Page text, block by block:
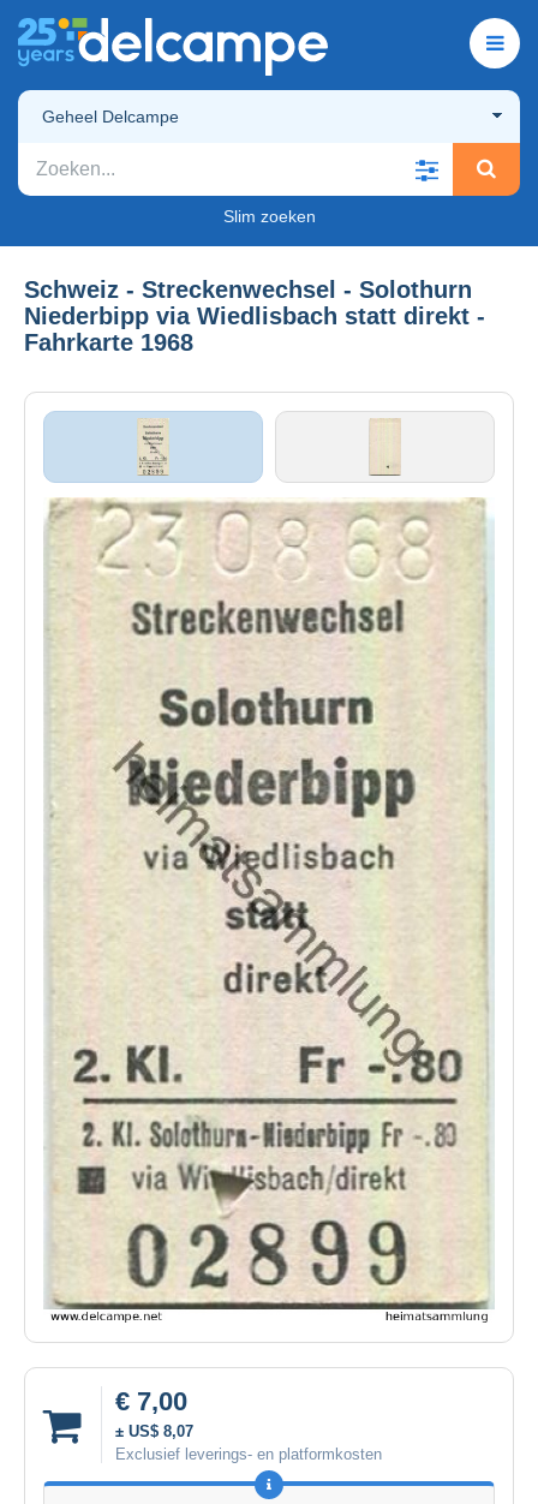
Geheel Delcampe
Slim zoeken
Schweiz - Streckenwechsel - Solothurn
Niederbipp via Wiedlisbach statt direkt -
Fahrkarte 1968
€ 7,00
± US$ 8,07
Exclusief leverings- en platformkosten